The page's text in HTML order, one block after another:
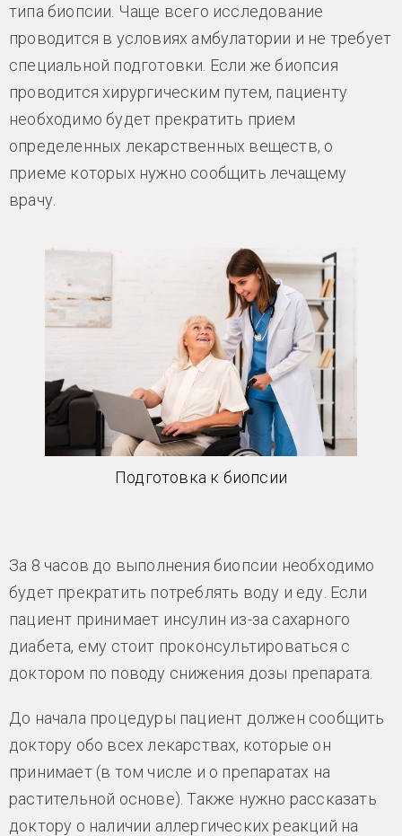
типа биопсии. Чаще всего исследование
проводится в условиях амбулатории и не требует
специальной подготовки. Если же биопсия
проводится хирургическим путем, пациенту
необходимо будет прекратить прием
определенных лекарственных веществ, о
приеме которых нужно сообщить лечащему
врачу.
Подготовка к биопсии
За 8 часов до выполнения биопсии необходимо
будет прекратить потреблять воду и еду. Если
пациент принимает инсулин из-за сахарного
диабета, ему стоит проконсультироваться с
доктором по поводу снижения дозы препарата.
До начала процедуры пациент должен сообщить
доктору обо всех лекарствах, которые он
принимает (в том числе и о препаратах на
растительной основе). Также нужно рассказать
доктору о наличии аллергических реакций на